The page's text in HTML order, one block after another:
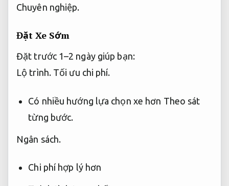
Chuyên nghiệp.
Đặt Xe Sớm
Đặt trước 1–2 ngày giúp bạn:
Lộ trình. Tối ưu chi phí.
Có nhiều hướng lựa chọn xe hơn Theo sát
từng bước.
Ngân sách.
Chi phí hợp lý hơn